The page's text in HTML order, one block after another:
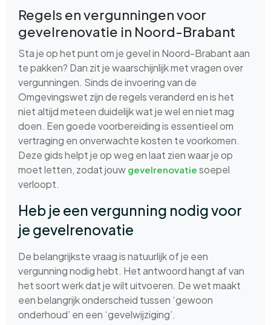
Regels en vergunningen voor
gevelrenovatie in Noord-Brabant
Sta je op het punt om je gevel in Noord-Brabant aan
te pakken? Dan zit je waarschijnlijk met vragen over
vergunningen. Sinds de invoering van de
Omgevingswet zijn de regels veranderd en is het
niet altijd meteen duidelijk wat je wel en niet mag
doen. Een goede voorbereiding is essentieel om
vertraging en onverwachte kosten te voorkomen.
Deze gids helpt je op weg en laat zien waar je op
moet letten, zodat jouw gevelrenovatie soepel
verloopt.
Heb je een vergunning nodig voor
je gevelrenovatie
De belangrijkste vraag is natuurlijk of je een
vergunning nodig hebt. Het antwoord hangt af van
het soort werk dat je wilt uitvoeren. De wet maakt
een belangrijk onderscheid tussen ‘gewoon
onderhoud’ en een ‘gevelwijziging’.